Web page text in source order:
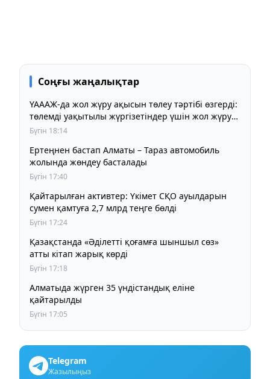
Соңғы жаңалықтар
ҮАААЖ-да жол жүру ақысын төлеу тәртібі өзгерді:
төлемді уақытылы жүргізетіндер үшін жол жүру
құны бұрынғы деңгейде сақталады
Бүгін 18:14
Ертеңнен бастап Алматы – Тараз автомобиль
жолында жөндеу басталады
Бүгін 17:40
Қайтарылған активтер: Үкімет СҚО ауылдарын
сумен қамтуға 2,7 млрд теңге бөлді
Бүгін 17:24
Қазақстанда «Әділетті қоғамға шыншыл сөз»
атты кітап жарық көрді
Бүгін 17:18
Алматыда жүрген 35 үндістандық еліне
қайтарылды
Бүгін 17:05
Telegram
Жазылыңыз